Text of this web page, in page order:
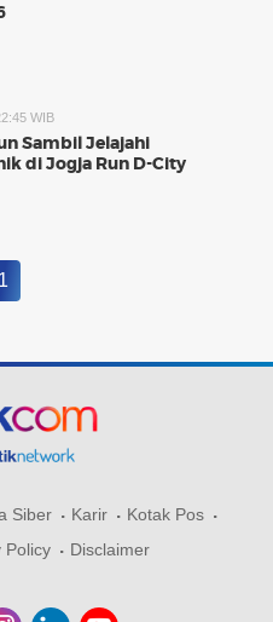
WIB
Sambil Jelajahi
di Jogja Run D-City
1
Siber Karir
Kotak Pos
Policy Disclaimer